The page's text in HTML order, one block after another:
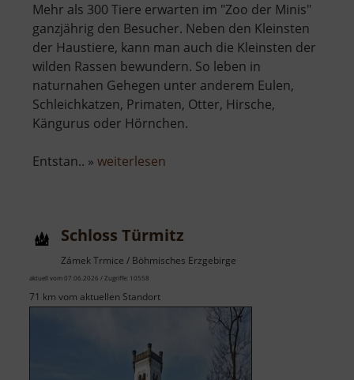
Mehr als 300 Tiere erwarten im "Zoo der Minis"
ganzjährig den Besucher. Neben den Kleinsten
der Haustiere, kann man auch die Kleinsten der
wilden Rassen bewundern. So leben in
naturnahen Gehegen unter anderem Eulen,
Schleichkatzen, Primaten, Otter, Hirsche,
Kängurus oder Hörnchen.
Entstan.. » weiterlesen
Schloss Türmitz
Zámek Trmice / Böhmisches Erzgebirge
aktuell vom 07.06.2026 / Zugriffe: 10558
71 km vom aktuellen Standort